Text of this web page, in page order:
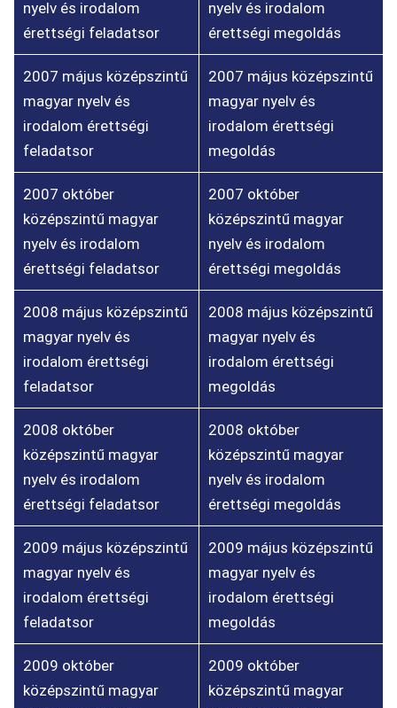
nyelv és irodalom
érettségi feladatsor
nyelv és irodalom
érettségi megoldás
2007 május középszintű
magyar nyelv és
irodalom érettségi
feladatsor
2007 május középszintű
magyar nyelv és
irodalom érettségi
megoldás
2007 október
középszintű magyar
nyelv és irodalom
érettségi feladatsor
2007 október
középszintű magyar
nyelv és irodalom
érettségi megoldás
2008 május középszintű
magyar nyelv és
irodalom érettségi
feladatsor
2008 május középszintű
magyar nyelv és
irodalom érettségi
megoldás
2008 október
középszintű magyar
nyelv és irodalom
érettségi feladatsor
2008 október
középszintű magyar
nyelv és irodalom
érettségi megoldás
2009 május középszintű
magyar nyelv és
irodalom érettségi
feladatsor
2009 május középszintű
magyar nyelv és
irodalom érettségi
megoldás
2009 október
középszintű magyar
2009 október
középszintű magyar